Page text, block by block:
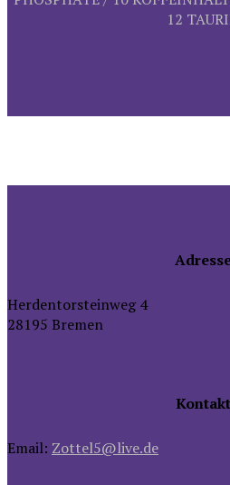
12
Herdentorsteinweg 4
28195 Bremen
Kontakt
Email: Zottel5@live.de